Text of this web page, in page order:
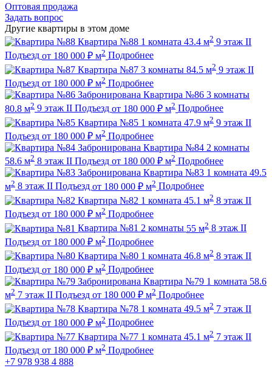
Оптовая продажа
Задать вопрос
Другие квартиры в этом доме
Квартира №88 1 комната 43.4 м2 9 этаж II
Подъезд от 180 000 ₽ м2 Подробнее
Квартира №87 3 комнаты 84.5 м2 9 этаж II
Подъезд от 180 000 ₽ м2 Подробнее
Забронирована Квартира №86 3 комнаты
80.8 м2 9 этаж II Подъезд от 180 000 ₽ м2 Подробнее
Квартира №85 1 комната 47.9 м2 9 этаж II
Подъезд от 180 000 ₽ м2 Подробнее
Забронирована Квартира №84 2 комнаты
58.6 м2 8 этаж II Подъезд от 180 000 ₽ м2 Подробнее
Забронирована Квартира №83 1 комната 49.5
м2 8 этаж II Подъезд от 180 000 ₽ м2 Подробнее
Квартира №82 1 комната 45.1 м2 8 этаж II
Подъезд от 180 000 ₽ м2 Подробнее
Квартира №81 2 комнаты 55 м2 8 этаж II
Подъезд от 180 000 ₽ м2 Подробнее
Квартира №80 1 комната 46.8 м2 8 этаж II
Подъезд от 180 000 ₽ м2 Подробнее
Забронирована Квартира №79 1 комната 58.6
м2 7 этаж II Подъезд от 180 000 ₽ м2 Подробнее
Квартира №78 1 комната 49.5 м2 7 этаж II
Подъезд от 180 000 ₽ м2 Подробнее
Квартира №77 1 комната 45.1 м2 7 этаж II
Подъезд от 180 000 ₽ м2 Подробнее
+7 978 938 4 888